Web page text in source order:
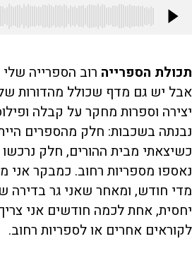
תכולת הספרייה רוב הספרייה
אבל יש גם מדף שכולל מהדורות
יצירה וספרות מחקר על קבלה
נבנתה בשכבות: חלק מהספרים
כשיצאתי מבית ההורים, חלק
נאספו מספריות רחוב. כמבקר
מדי חודש, ומאחר שאני גר בדירה
יחסית, אחת לכמה חודשים אני
לקוראים אחרים או לספריות רחוב.